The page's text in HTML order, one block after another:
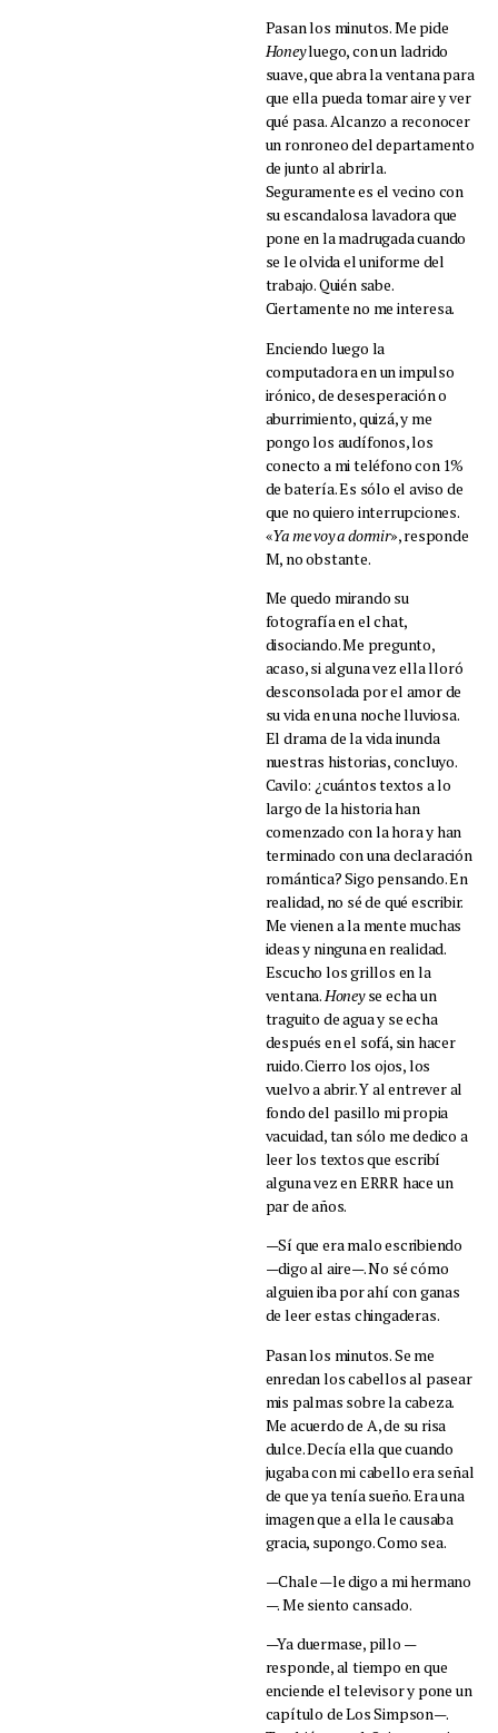
Pasan los minutos. Me pide
Honeyluego, con un ladrido
suave, que abra la ventana para
que ella pueda tomar aire y ver
qué pasa. Alcanzo a reconocer
un ronroneo del departamento
de junto al abrirla.
Seguramente es el vecino con
su escandalosa lavadora que
pone en la madrugada cuando
se le olvida el uniforme del
trabajo. Quién sabe.
Ciertamente no me interesa.
Enciendo luego la
computadora en un impulso
irónico, de desesperación o
aburrimiento, quizá, y me
pongo los audífonos, los
conecto a mi teléfono con 1%
de batería. Es sólo el aviso de
que no quiero interrupciones.
«Ya me voy a dormir», responde
M, no obstante.
Me quedo mirando su
fotografía en el chat,
disociando. Me pregunto,
acaso, si alguna vez ella lloró
desconsolada por el amor de
su vida en una noche lluviosa.
El drama de la vida inunda
nuestras historias, concluyo.
Cavilo: ¿cuántos textos a lo
largo de la historia han
comenzado con la hora y han
terminado con una declaración
romántica? Sigo pensando. En
realidad, no sé de qué escribir.
Me vienen a la mente muchas
ideas y ninguna en realidad.
Escucho los grillos en la
ventana.Honeyse echa un
traguito de agua y se echa
después en el sofá, sin hacer
ruido. Cierro los ojos, los
vuelvo a abrir. Y al entrever al
fondo del pasillo mi propia
vacuidad, tan sólo me dedico a
leer los textos que escribí
alguna vez en ERRR hace un
par de años.
—Sí que era malo escribiendo
—digo al aire—. No sé cómo
alguien iba por ahí con ganas
de leer estas chingaderas.
Pasan los minutos. Se me
enredan los cabellos al pasear
mis palmas sobre la cabeza.
Me acuerdo de A, de su risa
dulce. Decía ella que cuando
jugaba con mi cabello era señal
de que ya tenía sueño. Era una
imagen que a ella le causaba
gracia, supongo. Como sea.
—Chale —le digo a mi hermano
—. Me siento cansado.
—Ya duermase, pillo —
responde, al tiempo en que
enciende el televisor y pone un
capítulo de Los Simpson—.